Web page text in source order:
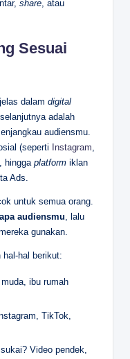
share, atau
Sesuai
dalam digital
selanjutnya adalah
audiensmu.
(seperti Instagram,
hingga platform iklan
Ads.
untuk semua orang.
audiensmu, lalu
gunakan.
hal-hal berikut:
ibu rumah
TikTok,
Video pendek,